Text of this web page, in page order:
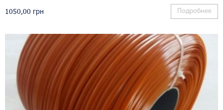
1050,00 грн Подробнее